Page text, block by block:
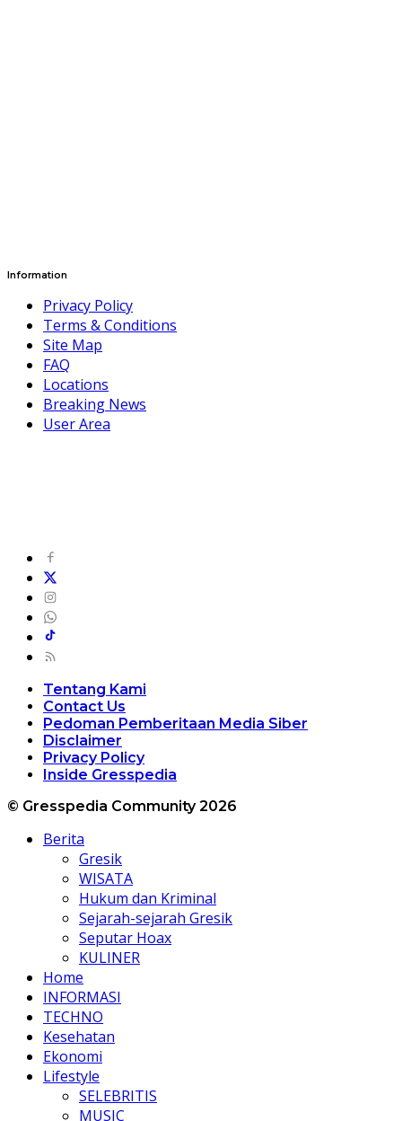
Information
Privacy Policy
Terms & Conditions
Site Map
FAQ
Locations
Breaking News
User Area
Tentang Kami
Contact Us
Pedoman Pemberitaan Media Siber
Disclaimer
Privacy Policy
Inside Gresspedia
© Gresspedia Community 2026
Berita
Gresik
WISATA
Hukum dan Kriminal
Sejarah-sejarah Gresik
Seputar Hoax
KULINER
Home
INFORMASI
TECHNO
Kesehatan
Ekonomi
Lifestyle
SELEBRITIS
MUSIC